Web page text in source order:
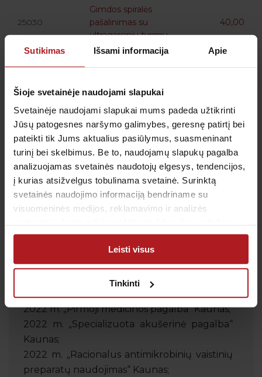
Sutikimas Išsami informacija Apie
Šioje svetainėje naudojami slapukai
Svetainėje naudojami slapukai mums padeda užtikrinti
Jūsų patogesnes naršymo galimybes, geresnę patirtį bei
pateikti tik Jums aktualius pasiūlymus, suasmeninant
turinį bei skelbimus. Be to, naudojamų slapukų pagalba
analizuojamas svetainės naudotojų elgesys, tendencijos,
į kurias atsižvelgus tobulinama svetainė. Surinktą
svetainės naudojimo informaciją bendriname su
visuomeninės medijos, reklamavimo ir analizės
arba naudojant paslaugas surinktos informacijos.
Leisti visus
Tinkinti
25030
Gimdos spiralės
pašalinimas su
ultragarsiniu tyrimu
40,00
Profesinė darbo patirtis:
2020 m. - 2021 m. Kauno miesto poliklinika
gydytoja akušerė ginekologė;
2020 m. - 2024 m. Jonavos ligoninė gydytoja
akušerė ginekologė;
2020 m - iki dabar Kauno krikščioniškieji
gimdymo namai gydytoja akušerė
Tarptautinė patirtis, mokymai, stažuotės:
2021 m. Mokslinė praktinė konferencija
„Aktualūs akušerijos ir ginekologijos
klausimai: klinikinė patirtis“;
2022 m. „Pirmoji medicinos pagalba“ Kaunas;
2022 m. „Specializuota akušerinė pagalba“
Kaunas;
2022 m. „Racionalus antimikrobinių vaistinių
preparatų naudojimas“ Kaunas;